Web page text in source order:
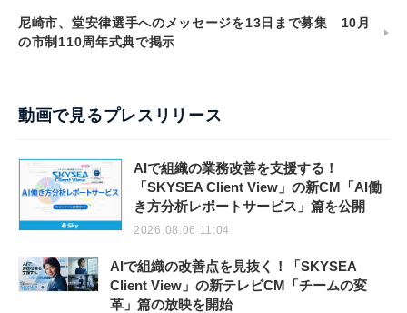
尼崎市、堂安律選手へのメッセージを13日まで募集 10月
の市制110周年式典で掲示
動画で見るプレスリリース
AIで組織の業務改善を支援する！
「SKYSEA Client View」の新CM「AI働
き方分析レポートサービス」篇を公開
2026.08.06 11:04
AIで組織の改善点を見抜く！「SKYSEA
Client View」の新テレビCM「チームの変
革」篇の放映を開始